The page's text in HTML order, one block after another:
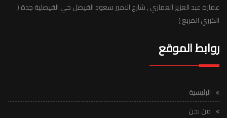
عمارة عبد العزيز العماري , شارع الامير سعود الفيصل حي الفيصلية جدة (
الكبري المربع )
روابط الموقع
الرئيسية
من نحن